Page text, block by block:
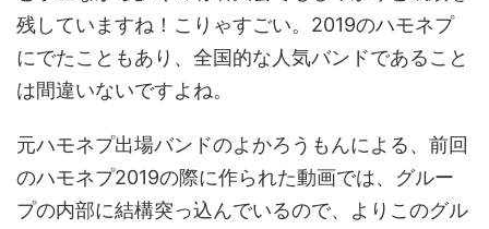
残していますね！こりゃすごい。2019のハモネプ
にでたこともあり、全国的な人気バンドであること
は間違いないですよね。
元ハモネプ出場バンドのよかろうもんによる、前回
のハモネプ2019の際に作られた動画では、グルー
プの内部に結構突っ込んでいるので、よりこのグル